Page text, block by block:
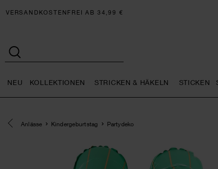
VERSANDKOSTENFREI AB 34,99 €
NEU KOLLEKTIONEN STRICKEN & HÄKELN STICKEN
Eine Kategorie zurück navigieren
Anlässe Kindergeburtstag Partydeko